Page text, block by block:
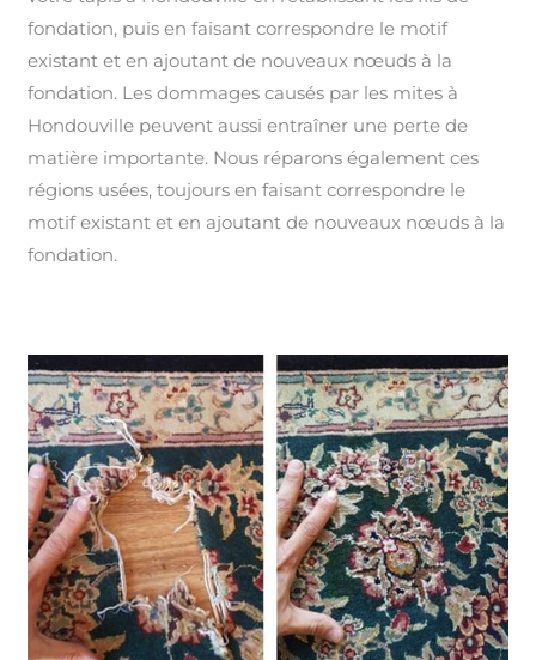
fondation, puis en faisant correspondre le motif
existant et en ajoutant de nouveaux nœuds à la
fondation. Les dommages causés par les mites à
Hondouville peuvent aussi entraîner une perte de
matière importante. Nous réparons également ces
régions usées, toujours en faisant correspondre le
motif existant et en ajoutant de nouveaux nœuds à la
fondation.